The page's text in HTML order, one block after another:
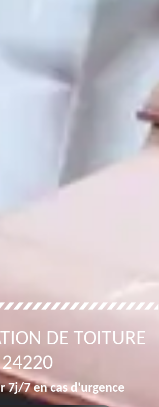
DE TOITURE
24220
7j/7 en cas d'urgence